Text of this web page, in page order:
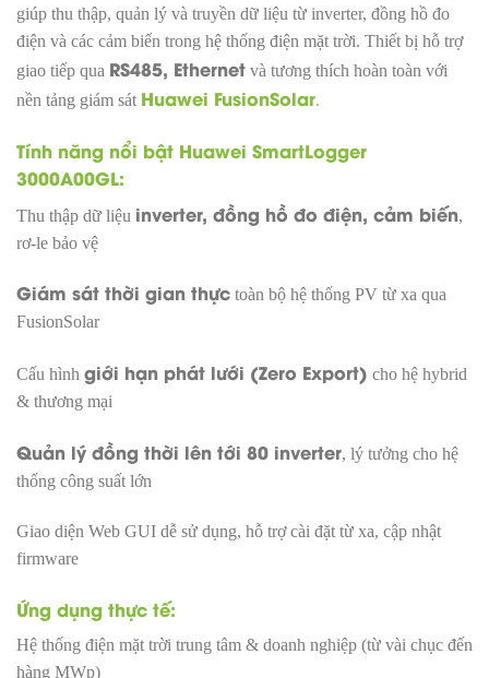
giúp thu thập, quản lý và truyền dữ liệu từ inverter, đồng hồ đo
điện và các cảm biến trong hệ thống điện mặt trời. Thiết bị hỗ trợ
giao tiếp qua RS485, Ethernet và tương thích hoàn toàn với
nền tảng giám sát Huawei FusionSolar.
Tính năng nổi bật Huawei SmartLogger
3000A00GL:
Thu thập dữ liệu inverter, đồng hồ đo điện, cảm biến,
rơ-le bảo vệ
Giám sát thời gian thực toàn bộ hệ thống PV từ xa qua
FusionSolar
Cấu hình giới hạn phát lưới (Zero Export) cho hệ hybrid
& thương mại
Quản lý đồng thời lên tới 80 inverter, lý tưởng cho hệ
thống công suất lớn
Giao diện Web GUI dễ sử dụng, hỗ trợ cài đặt từ xa, cập nhật
firmware
Ứng dụng thực tế:
Hệ thống điện mặt trời trung tâm & doanh nghiệp (từ vài chục đến
hàng MWp)